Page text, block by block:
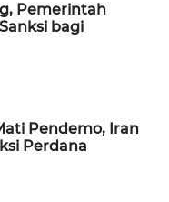
Pemerintah
bagi
Pendemo, Iran
Perdana